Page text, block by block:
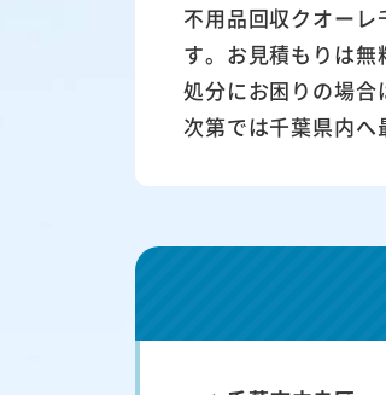
不用品回収クオー
す。お見積もりは
処分にお困りの場
次第では千葉県内へ